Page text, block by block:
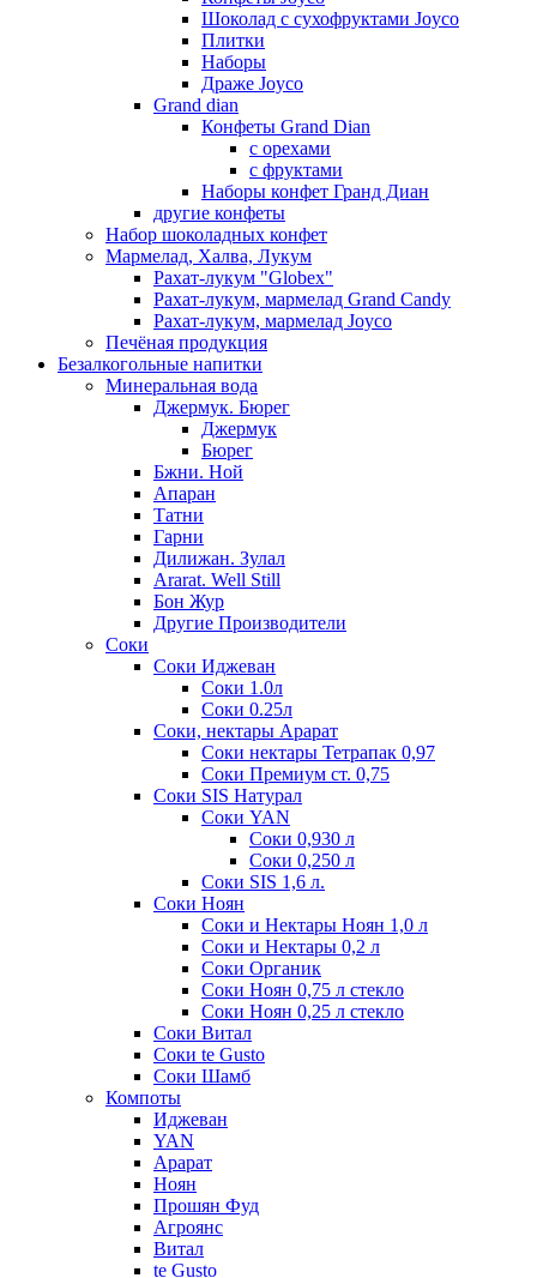
Шоколад с сухофруктами Joyco
Плитки
Наборы
Драже Joyco
Grand dian
Конфеты Grand Dian
с орехами
с фруктами
Наборы конфет Гранд Диан
другие конфеты
Набор шоколадных конфет
Мармелад, Халва, Лукум
Рахат-лукум "Globex"
Рахат-лукум, мармелад Grand Candy
Рахат-лукум, мармелад Joyco
Печёная продукция
Безалкогольные напитки
Минеральная вода
Джермук. Бюрег
Джермук
Бюрег
Бжни. Ной
Апаран
Татни
Гарни
Дилижан. Зулал
Ararat. Well Still
Бон Жур
Другие Производители
Соки
Соки Иджеван
Соки 1.0л
Соки 0.25л
Соки, нектары Арарат
Соки нектары Тетрапак 0,97
Соки Премиум ст. 0,75
Соки SIS Натурал
Соки YAN
Соки 0,930 л
Соки 0,250 л
Соки SIS 1,6 л.
Соки Ноян
Соки и Нектары Ноян 1,0 л
Соки и Нектары 0,2 л
Соки Органик
Соки Ноян 0,75 л стекло
Соки Ноян 0,25 л стекло
Соки Витал
Соки te Gusto
Соки Шамб
Компоты
Иджеван
YAN
Арарат
Ноян
Прошян Фуд
Агроянс
Витал
te Gusto